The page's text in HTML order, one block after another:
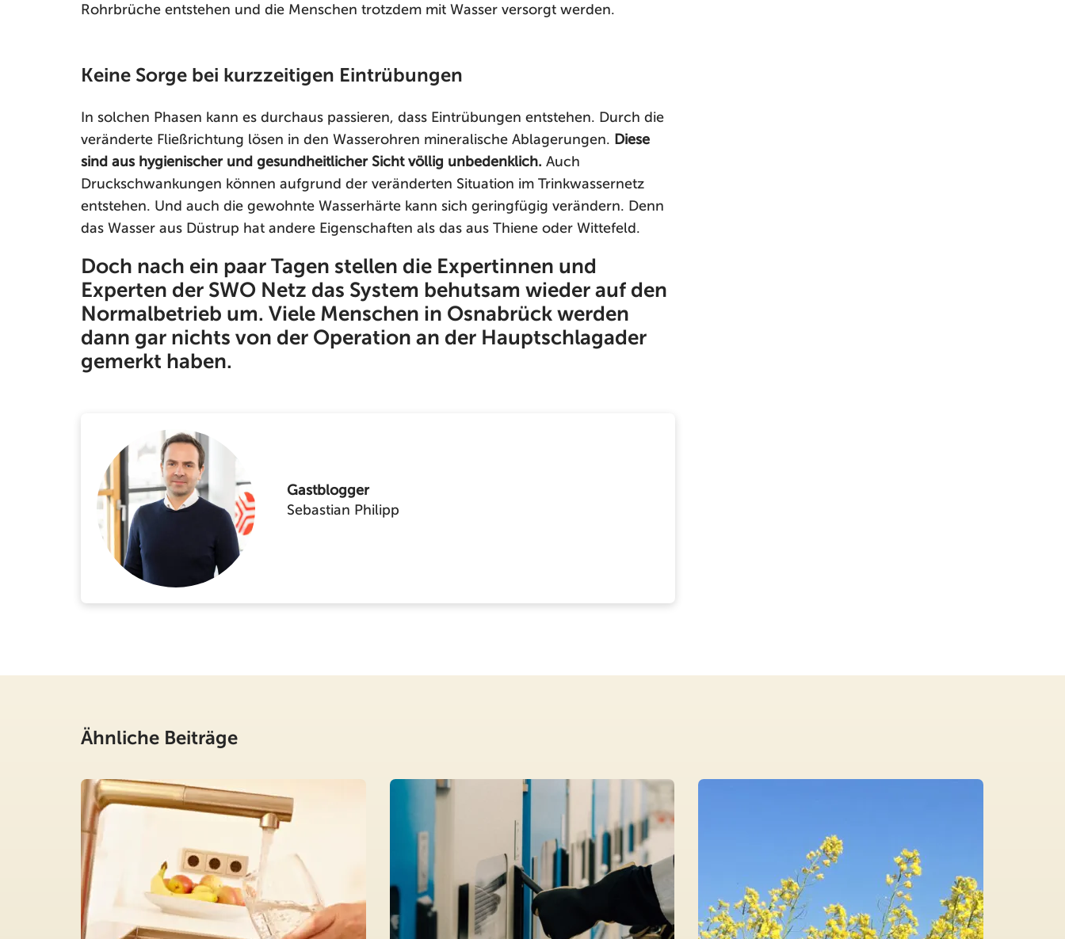
Rohrbrüche entstehen und die Menschen trotzdem mit Wasser versorgt werden.
Keine Sorge bei kurzzeitigen Eintrübungen
In solchen Phasen kann es durchaus passieren, dass Eintrübungen entstehen. Durch die
veränderte Fließrichtung lösen in den Wasserohren mineralische Ablagerungen. Diese
sind aus hygienischer und gesundheitlicher Sicht völlig unbedenklich. Auch
Druckschwankungen können aufgrund der veränderten Situation im Trinkwassernetz
entstehen. Und auch die gewohnte Wasserhärte kann sich geringfügig verändern. Denn
das Wasser aus Düstrup hat andere Eigenschaften als das aus Thiene oder Wittefeld.
Doch nach ein paar Tagen stellen die Expertinnen und
Experten der SWO Netz das System behutsam wieder auf den
Normalbetrieb um. Viele Menschen in Osnabrück werden
dann gar nichts von der Operation an der Hauptschlagader
gemerkt haben.
Gastblogger
Sebastian Philipp
Ähnliche Beiträge